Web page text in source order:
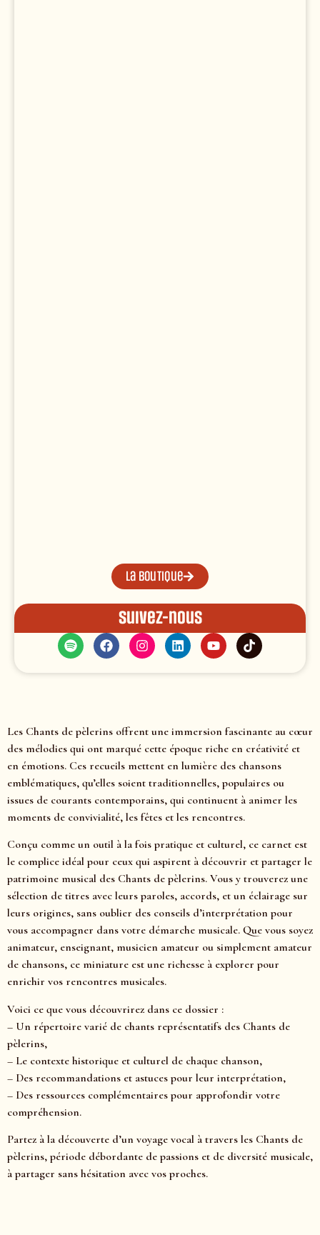
La boutique
Suivez-nous
Les Chants de pèlerins offrent une immersion fascinante au cœur
des mélodies qui ont marqué cette époque riche en créativité et
en émotions. Ces recueils mettent en lumière des chansons
emblématiques, qu’elles soient traditionnelles, populaires ou
issues de courants contemporains, qui continuent à animer les
moments de convivialité, les fêtes et les rencontres.
Conçu comme un outil à la fois pratique et culturel, ce carnet est
le complice idéal pour ceux qui aspirent à découvrir et partager le
patrimoine musical des Chants de pèlerins. Vous y trouverez une
sélection de titres avec leurs paroles, accords, et un éclairage sur
leurs origines, sans oublier des conseils d’interprétation pour
vous accompagner dans votre démarche musicale. Que vous soyez
animateur, enseignant, musicien amateur ou simplement amateur
de chansons, ce miniature est une richesse à explorer pour
enrichir vos rencontres musicales.
Voici ce que vous découvrirez dans ce dossier :
– Un répertoire varié de chants représentatifs des Chants de
pèlerins,
– Le contexte historique et culturel de chaque chanson,
– Des recommandations et astuces pour leur interprétation,
– Des ressources complémentaires pour approfondir votre
compréhension.
Partez à la découverte d’un voyage vocal à travers les Chants de
pèlerins, période débordante de passions et de diversité musicale,
à partager sans hésitation avec vos proches.